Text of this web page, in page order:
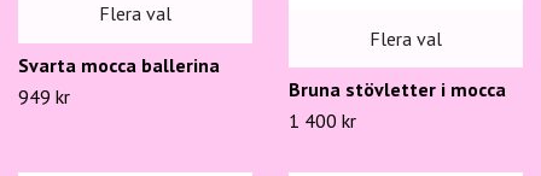
Flera val
Svarta mocca ballerina
949 kr
Flera val
Bruna stövletter i mocca
1 400 kr